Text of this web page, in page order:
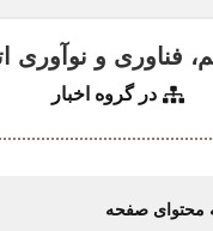
فناوری و نوآوری
در گروه اخبار
محتوای صفحه